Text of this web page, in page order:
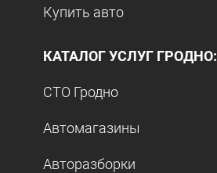
Купить авто
КАТАЛОГ УСЛУГ ГРОДНО:
СТО Гродно
Автомагазины
Авторазборки